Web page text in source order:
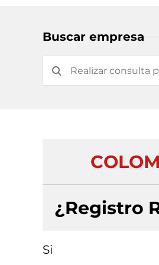
Buscar empresa
¿Registro
Si